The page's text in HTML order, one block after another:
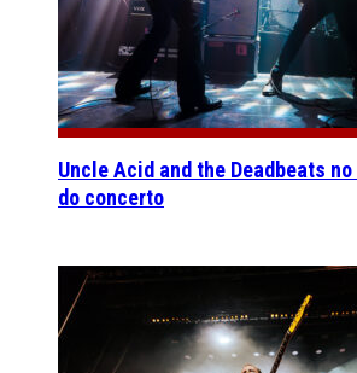
Uncle Acid and the Deadbeats
do concerto